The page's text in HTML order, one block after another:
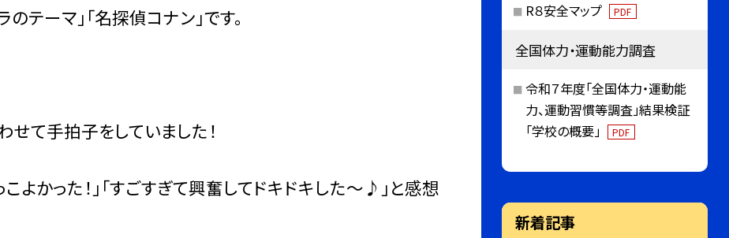
テーマ」「名探偵コナン」です。
せて手拍子をしていました！
よかった！」「すごすぎて興奮してドキドキした〜♪」と感想
R８安全マップ PDF
全国体力・運動能力調査
令和７年度「全国体力・運動能
力、運動習慣等調査」結果検証
「学校の概要」
PDF
新着記事